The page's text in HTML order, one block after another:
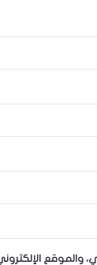
والموقع